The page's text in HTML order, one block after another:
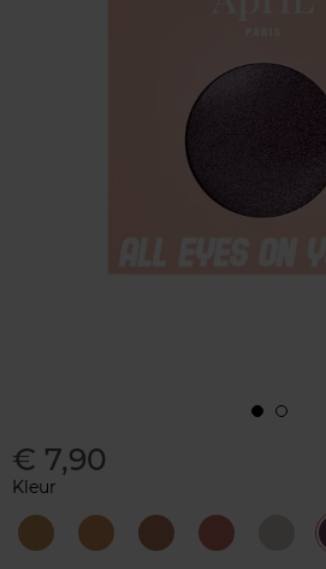
€ 7,90
Kleur
Goddess
16
Go
22
Wonderful
23
FireworksLucky